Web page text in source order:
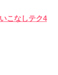
こなしテク4